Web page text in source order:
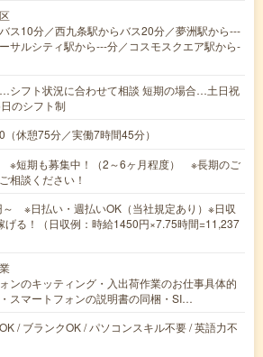
ス10分／西九条駅からバス20分／夢洲駅から---
サルシティ駅から---分／コスモスクエア駅から-
シフト状況に合わせて相談 短期の場合…土日祝
のシフト制
休憩75分／実働7時間45分）
※短期も募集中！（2～6ヶ月程度） ※長期のご
相談ください！
※日払い・週払いOK（当社規定あり）※日収
げる！（日収例：時給1450円×7.75時間=11,237
ンのキッティング・入出荷作業のお仕事具体的
スマートフォンの説明書の同梱・SI…
/ ブランクOK / パソコンスキル不要 / 英語力不